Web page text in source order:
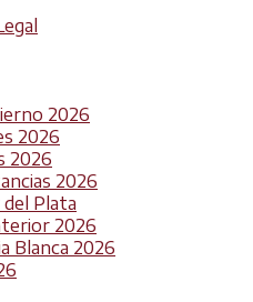
2026
2026
2026
2026
del Plata
2026
Blanca 2026